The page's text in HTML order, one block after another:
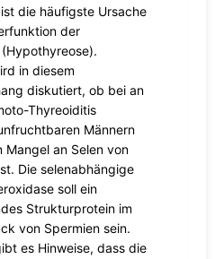
die häufigste Ursache
der
in diesem
diskutiert, ob bei an
Thyreoiditis
Männern
Mangel an Selen von
Die selenabhängige
soll ein
Strukturprotein im
von Spermien sein.
es Hinweise, dass die